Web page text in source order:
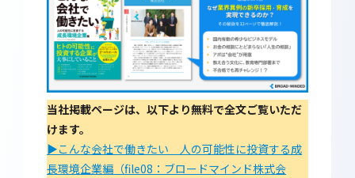
当社掲載ページは、以下より無料で全文ご覧いただ
けます。
▶こんな会社で働きたい 人の可能性に投資する成
長環境企業編（file08：ブロードマインド株式会